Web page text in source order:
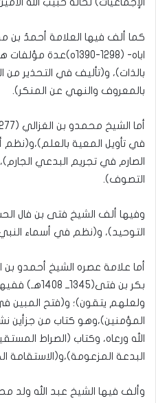
الإجماعيات) لخاله حبيب الله
كما ألف فيها العلامة أحمدُ
اباه- (1298-
بالذات)، و(تأليف في التحذير من
بالمعروف والنهي عن المنكر).
في تأويل المعية
الصارم في تجريم البدعي
التصوف).
التوحيد)، و(نظم في أسماء
أما علامة عصره الشيخ أحمدو
بكر بن
ولعلهم يتقون)؛ و(فتح المبين
المؤمنين)،وهو كتاب من جزأين
الله ورعاه، وكتاب (الصراط
البدعة المزعومة)،و(الاستقامة